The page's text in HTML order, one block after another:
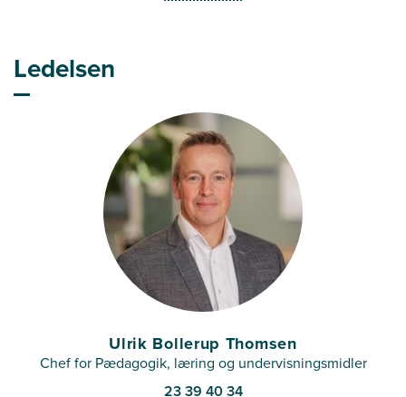
Ledelsen
Ulrik Bollerup Thomsen
Chef for Pædagogik, læring og undervisningsmidler
23 39 40 34